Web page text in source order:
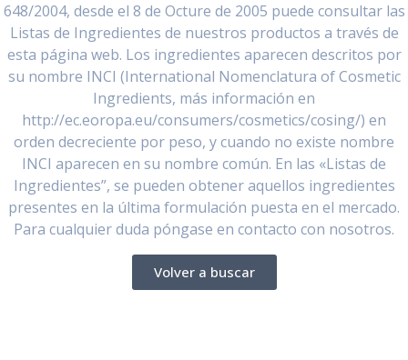
648/2004, desde el 8 de Octure de 2005 puede consultar las
Listas de Ingredientes de nuestros productos a través de
esta página web. Los ingredientes aparecen descritos por
su nombre INCI (International Nomenclatura of Cosmetic
Ingredients, más información en
http://ec.eoropa.eu/consumers/cosmetics/cosing/) en
orden decreciente por peso, y cuando no existe nombre
INCI aparecen en su nombre común. En las «Listas de
Ingredientes”, se pueden obtener aquellos ingredientes
presentes en la última formulación puesta en el mercado.
Para cualquier duda póngase en contacto con nosotros.
Volver a buscar